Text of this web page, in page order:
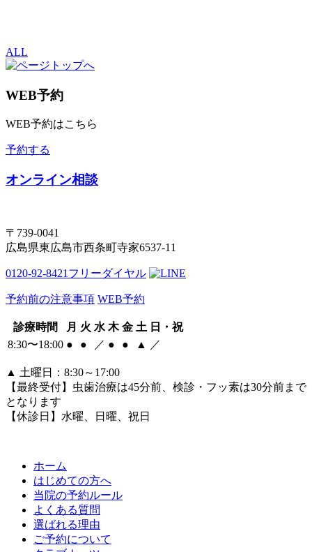
ALL
WEB予約
WEB予約はこちら
予約する
オンライン相談
〒739-0041
広島県東広島市西条町寺家6537-11
0120-92-8421 フリーダイヤル
予約前の注意事項 WEB予約
診療時間 月 火 水 木 金 土 日・祝
8:30〜18:00 ● ● ／ ● ● ▲ ／
▲ 土曜日：8:30～17:00
【最終受付】虫歯治療は45分前、検診・フッ素は30分前まで
となります
【休診日】水曜、日曜、祝日
ホーム
はじめての方へ
当院の予約ルール
よくある質問
選ばれる理由
ご予約について